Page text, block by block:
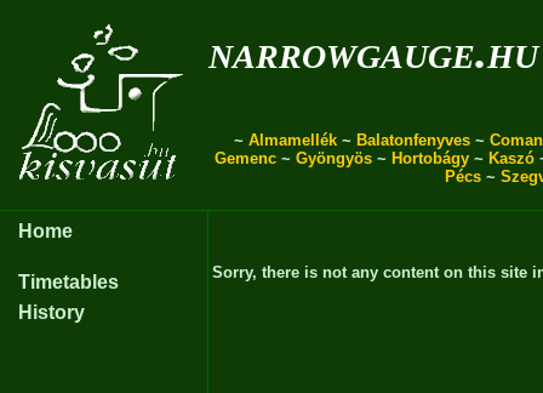
narrowgauge.hu
~ Almamellék ~ Balatonfenyves ~
Gemenc ~ Gyöngyös ~ Hortobágy ~ Kaszó
Pécs ~
Home
Timetables
History
Sorry, there is not any content on this site